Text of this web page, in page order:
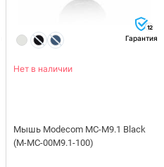
12
Гарантия
Нет в наличии
Мышь Modecom MC-M9.1 Black
(M-MC-00M9.1-100)